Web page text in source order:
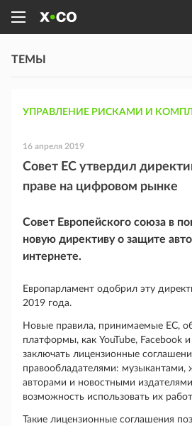
ТЕМЫ
УПРАВЛЕНИЕ РИСКАМИ И
16 апреля 2019
Совет ЕС утвердил
праве на цифровом рынке
Совет Европейского союза в
новую директиву о защите
интернете.
Европарламент одобрил эту
2019 года.
Новые правила, принимаемые ЕС,
платформы, как YouTube, Facebook
заключать лицензионные
правообладателями: музыкантами,
авторами и новостными
возможность использовать их
Такие лицензионные соглашения